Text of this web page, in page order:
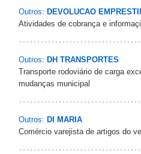
Outros: DEVOLUCAO
Atividades de cobrança e
Outros: DH TRANSPORTES
Transporte rodoviário de carga
mudanças municipal
Outros: DI MARIA
Comércio varejista de artigos do